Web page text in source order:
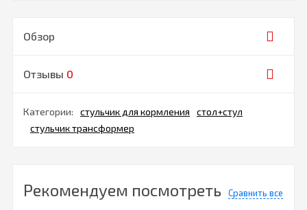
Обзор
Отзывы 0
Категории: стульчик для кормления
стол+стул
стульчик трансформер
Рекомендуем посмотреть Сравнить все